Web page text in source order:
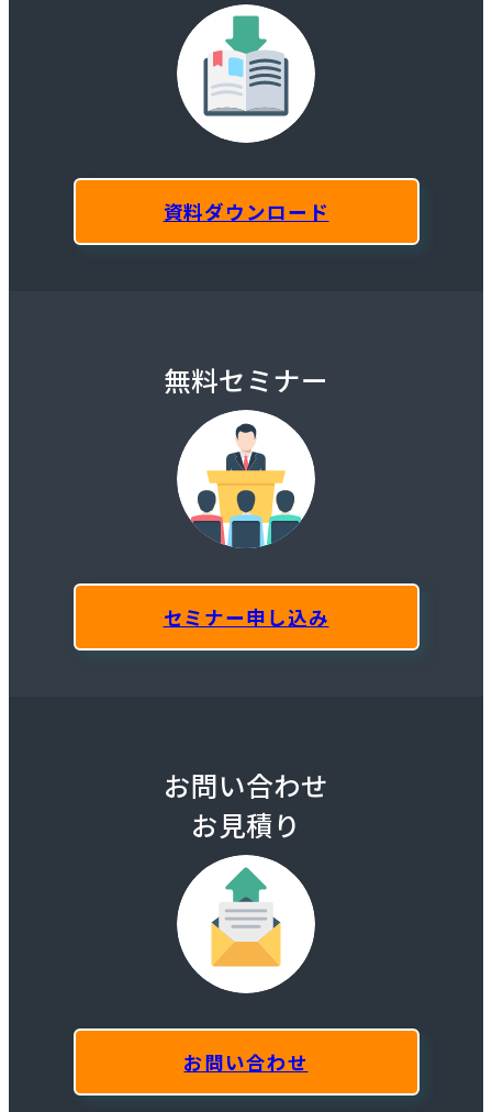
資料ダウンロード
無料セミナー
セミナー申し込み
お問い合わせ
お見積り
お問い合わせ